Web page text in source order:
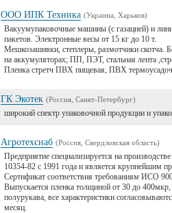
ООО ИПК Техника (Украина, Харьков)
Вакуумупаковочные машины (с газацией) и
пакетов. Электронные весы от 15 кг до 10 т.
Мешкозашивки, степлеры, размотчики скотча.
на аккумуляторах; ПП, ПЭТ, стальная лента
Пленка стретч ПВХ пищевая, ПВХ
ГК Экотек (Россия, Санкт-Петербург)
широкий спектр упаковочной продукции и
Агротехснаб (Россия, Свердловская область)
Предприятие специализируется на
10354-82 с 1991 года и является крупнейшим
Сертификат соответствия требованиям ИСО
Выпускается пленка толщиной от 30 до
полурукава, все характеристики
месяц.